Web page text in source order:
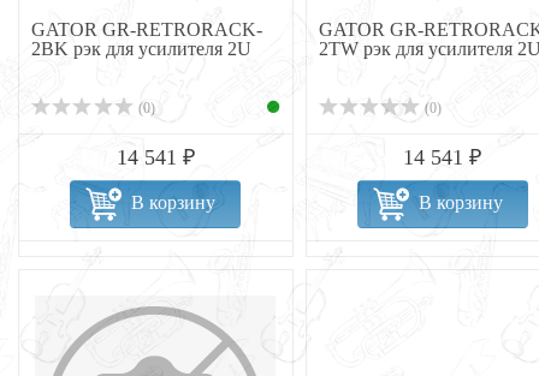
GATOR GR-RETRORACK-
2BK рэк для усилителя 2U
(0)
14 541 ₽
В корзину
GATOR GR-
2TW рэк для усилителя
(0)
14 541 ₽
В корзину